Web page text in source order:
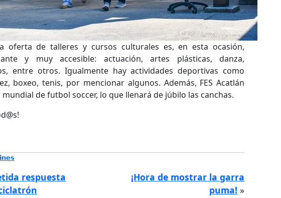
oferta de talleres y cursos culturales es, en esta ocasión,
y muy accesible: actuación, artes plásticas, danza,
entre otros. Igualmente hay actividades deportivas como
boxeo, tenis, por mencionar algunos. Además, FES Acatlán
de futbol soccer, lo que llenará de júbilo las canchas.
respuesta
¡Hora de mostrar la garra
puma! »